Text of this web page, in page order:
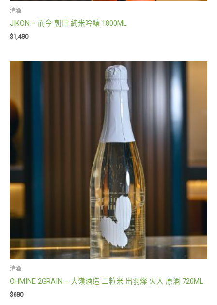
清酒
JIKON – 而今 朝日 純米吟釀 1800ML
$1,480
清酒
OHMINE 2GRAIN – 大嶺酒造 二粒米 出羽燦 火入 原酒 720ML
$680